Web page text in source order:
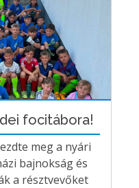
focitábora!
meg a nyári
bajnokság és
a résztvevőket